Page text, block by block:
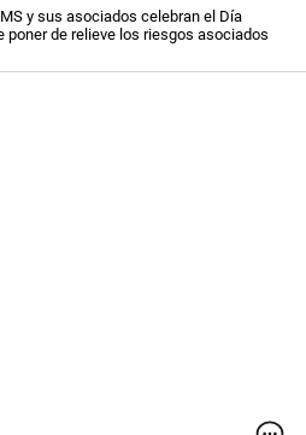
y sus asociados celebran el Día
poner de relieve los riesgos asociados